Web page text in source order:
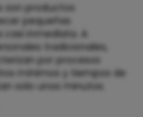
son productos
pequeñas
casi inmediata. A
tradicionales,
por procesos
mínimos y tiempos de
solo unos minutos.